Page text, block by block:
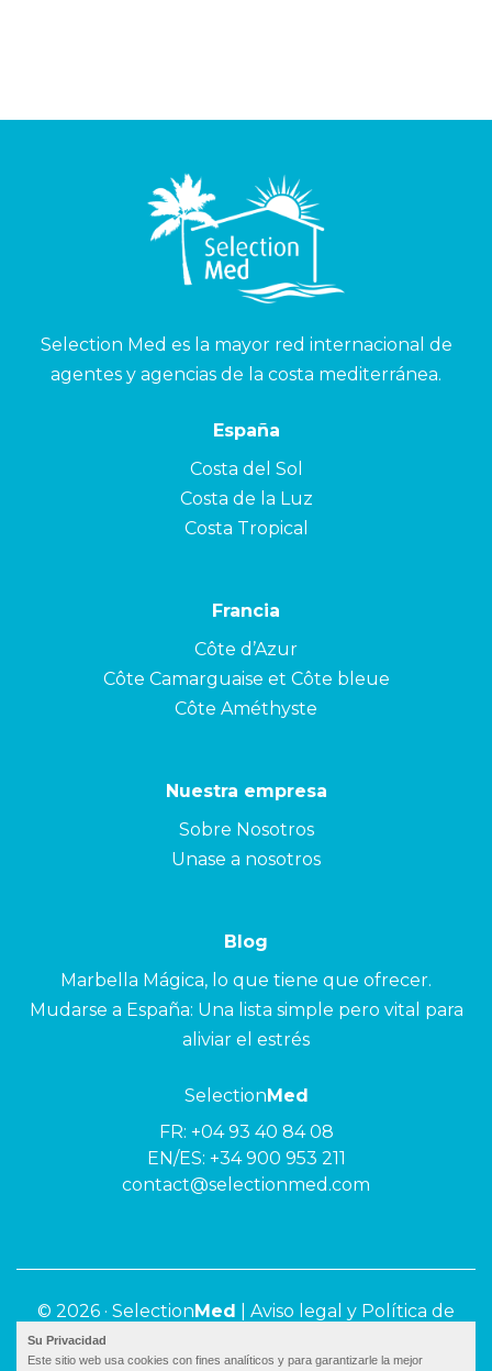
Selection Med es la mayor red internacional de
agentes y agencias de la costa mediterránea.
España
Costa del Sol
Costa de la Luz
Costa Tropical
Francia
Côte d’Azur
Côte Camarguaise et Côte bleue
Côte Améthyste
Nuestra empresa
Sobre Nosotros
Unase a nosotros
Blog
Marbella Mágica, lo que tiene que ofrecer.
Mudarse a España: Una lista simple pero vital para
aliviar el estrés
SelectionMed
FR: +04 93 40 84 08
EN/ES: +34 900 953 211
contact@selectionmed.com
© 2026 · SelectionMed
Aviso legal y Política de
Su Privacidad
Este sitio web usa cookies con fines analíticos y para garantizarle la mejor